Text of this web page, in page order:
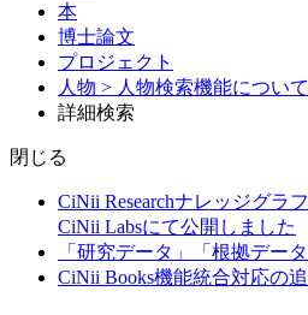
本
博士論文
プロジェクト
人物 > 人物検索機能について
詳細検索
閉じる
CiNii Researchナレッジグラ
CiNii Labsにて公開しました
「研究データ」「根拠デー
CiNii Books機能統合対応の